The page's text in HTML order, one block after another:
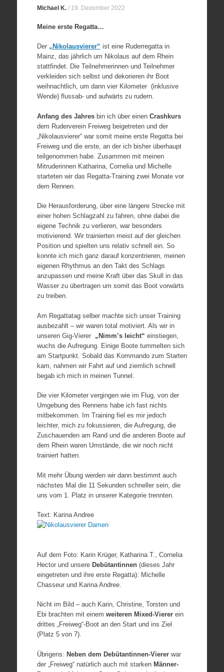
Michael K./ 19. Dezember 2022
Meine erste Regatta…
Der „Nikolausvierer“ ist eine Ruderregatta in
Mainz, das jährlich um Nikolaus auf dem Rhein
stattfindet. Die Teilnehmerinnen und Teilnehmer
verkleiden sich selbst und dekorieren ihr Boot
weihnachtlich, um dann vier Kilometer (inklusive
Wende) flussab- und aufwärts zu rudern.
Anfang des Jahresbin ich über einen Crashkurs
dem Ruderverein Freiweg beigetreten und der
„Nikolausvierer“ war somit meine erste Regatta bei
Freiweg und die erste, an der ich bisher überhaupt
teilgenommen habe. Zusammen mit meinen
Mitruderinnen Katharina, Cornelia und Michelle
starteten wir das Regatta-Training zwei Monate vor
dem Rennen.
Die Herausforderung, über eine längere Strecke mit
einer hohen Schlagzahl zu fahren, ohne dabei die
eigene Technik zu verlieren, war besonders
motivierend. Wir trainierten meist auf der gleichen
Position und spielten uns relativ schnell ein. So
konnte ich mich ganz darauf konzentrieren, meinen
eigenen Rhythmus an den Takt des Schlags
anzupassen und meine Kraft über das Skull in das
Wasser zu übertragen um somit das Boot vorwärts
zu treiben.
Am Regattatag selber machte sich unser Training
ausbezahlt – wir waren total motiviert. Als wir in
unseren Gig-Vierer „Nimm’s leicht“ einstiegen,
wuchs die Aufregung. Einige Boote tummelten sich
am Startpunkt. Sobald das Kommando zum Starten
kam, nahmen wir Fahrt auf und ziemlich schnell
begab ich mich in meinen Tunnel.
Die vier Kilometer vergingen wie im Flug, von der
Umgebung des Rennens habe ich fast nichts
mitbekommen. Im Training fiel es mir jedoch
leichter, mich zu fokussieren, die Aufregung, die
Zuschauenden am Rand und die anderen Boote auf
dem Rhein waren Umstände, die wir noch nicht
trainiert hatten.
Mit mehr Übung werden wir dann bestimmt auch
nächstes Mal die 11 Sekunden schneller sein, die
uns vom 1. Platz in unserer Kategorie trennten.
Text: Karina Andree
Auf dem Foto: Karin Krüger, Katharina T., Cornelia
Hector und unsere Debütantinnen(dieses Jahr
eingetreten und ihre erste Regatta): Michelle
Chasseur und Karina Andree.
Nicht im Bild – auch Karin, Christine, Torsten und
Ebi brachten mit einem weiteren Mixed-Viererein
drittes „Freiweg“-Boot an den Start und ins Ziel
(Platz 5 von 7).
Übrigens: Neben dem Debütantinnen-Viererwar
der „Freiweg“ natürlich auch mit starken Männer-